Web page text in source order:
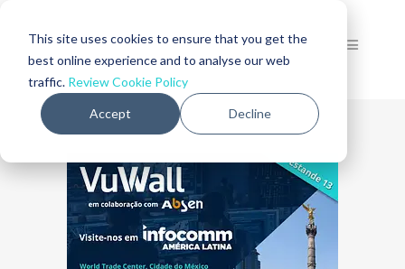
This site uses cookies to ensure that you get the
best online experience and to analyse our web
traffic. Review Cookie Policy
Accept Decline